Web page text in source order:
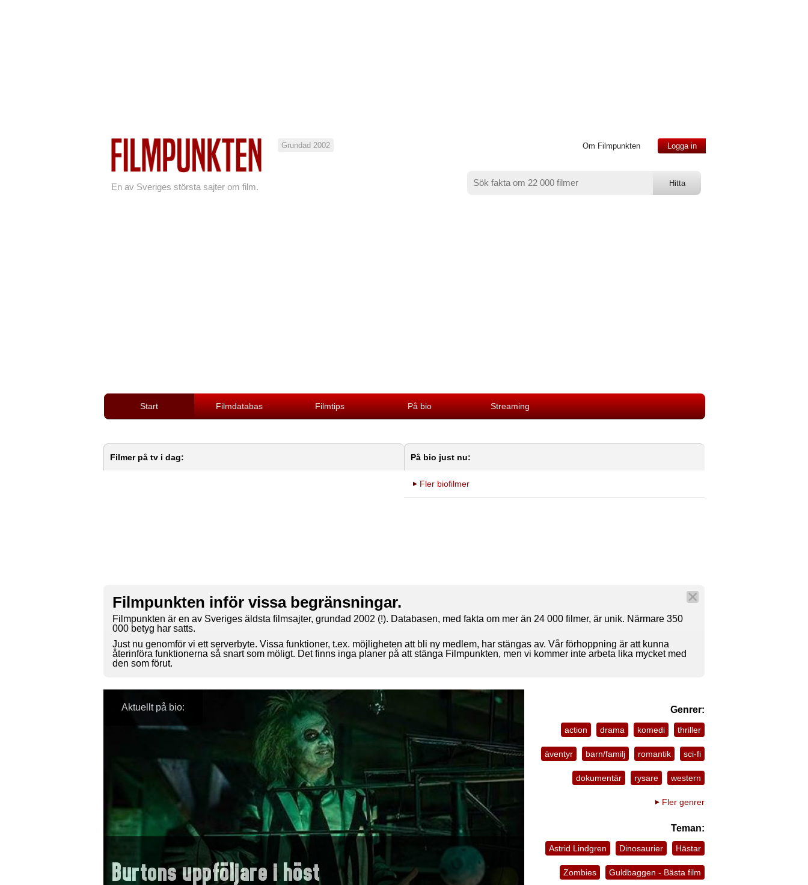
En av Sveriges största sajter om film.
Grundad 2002 Om Filmpunkten Logga in
Start Filmdatabas Filmtips På bio Streaming
Filmer på tv i dag: På bio just nu:
Fler biofilmer
Filmpunkten inför vissa begränsningar.
Filmpunkten är en av Sveriges äldsta filmsajter, grundad 2002 (!). Databasen, med fakta om mer än 24 000 filmer, är unik. Närmare 350
000 betyg har satts.
Just nu genomför vi ett serverbyte. Vissa funktioner, t.ex. möjligheten att bli ny medlem, har stängas av. Vår förhoppning är att kunna
återinföra funktionerna så snart som möligt. Det finns inga planer på att stänga Filmpunkten, men vi kommer inte arbeta lika mycket med
den som förut.
Aktuellt på bio:
Burtons uppföljare i höst
Genrer:
action drama komedi thriller
äventyr barn/familj romantik sci-fi
dokumentär rysare western
Fler genrer
Teman:
Astrid Lindgren Dinosaurier Hästar
Zombies Guldbaggen - Bästa film